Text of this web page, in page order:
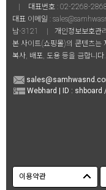
대표번호 : 02-2268-
대표 이메일 :
남-3121
개인정보보호관
본 사이트(쇼핑몰)의 콘텐츠는
복사, 배포, 도용 등을 금합니다.
Webhard | ID : shboard
이용약관